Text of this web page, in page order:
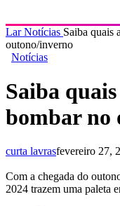
LarNotícias Saiba quais
outono/inverno
Notícias
Saiba
bombar no
curta lavrasfevereiro 27,
Com a chegada do
2024 trazem uma paleta